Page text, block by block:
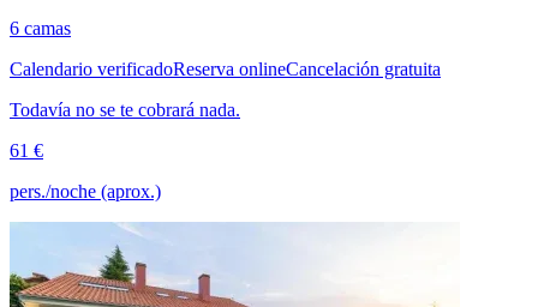
6 camas
Calendario verificadoReserva onlineCancelación gratuita
Todavía no se te cobrará nada.
61 €
pers./noche (aprox.)